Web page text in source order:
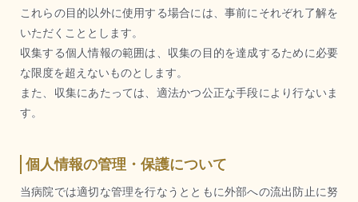
これらの目的以外に使用する場合には、事前にそれぞれ了解を
いただくこととします。
収集する個人情報の範囲は、収集の目的を達成するために必要
な限度を超えないものとします。
また、収集にあたっては、適法かつ公正な手段により行ないま
す。
個人情報の管理・保護について
当病院では適切な管理を行なうとともに外部への流出防止に努